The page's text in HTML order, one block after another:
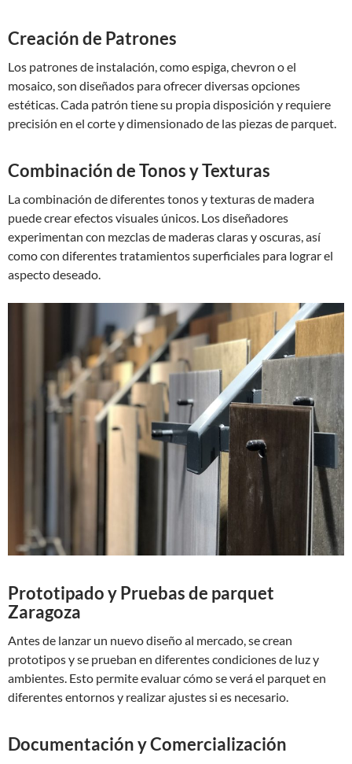
Creación de Patrones
Los patrones de instalación, como espiga, chevron o el
mosaico, son diseñados para ofrecer diversas opciones
estéticas. Cada patrón tiene su propia disposición y requiere
precisión en el corte y dimensionado de las piezas de parquet.
Combinación de Tonos y Texturas
La combinación de diferentes tonos y texturas de madera
puede crear efectos visuales únicos. Los diseñadores
experimentan con mezclas de maderas claras y oscuras, así
como con diferentes tratamientos superficiales para lograr el
aspecto deseado.
Prototipado y Pruebas de parquet
Zaragoza
Antes de lanzar un nuevo diseño al mercado, se crean
prototipos y se prueban en diferentes condiciones de luz y
ambientes. Esto permite evaluar cómo se verá el parquet en
diferentes entornos y realizar ajustes si es necesario.
Documentación y Comercialización